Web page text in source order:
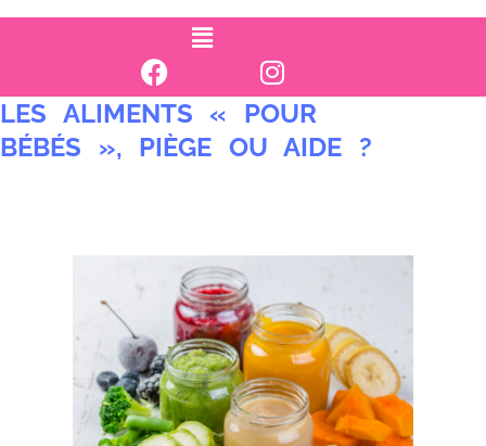
u
LES ALIMENTS « POUR
BÉBÉS », PIÈGE OU AIDE ?